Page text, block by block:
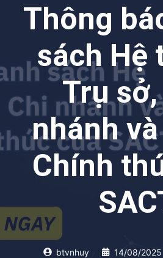
Thông
sách Hệ
Trụ
nhánh
Chính
btvnhuy 14/08/2025